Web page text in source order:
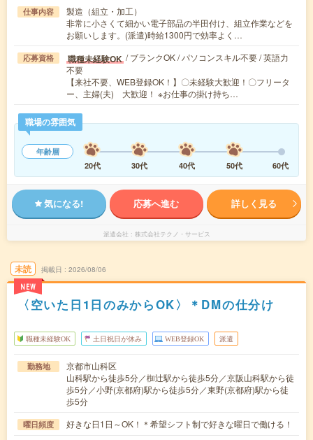
仕事内容
製造（組立・加工）
非常に小さくて細かい電子部品の半田付け、組立作業などを
お願いします。(派遣)時給1300円で効率よく…
応募資格 職種未経験OK / ブランクOK / パソコンスキル不要 / 英語力
不要
【来社不要、WEB登録OK！】〇未経験大歓迎！〇フリータ
ー、主婦(夫) 大歓迎！ ※お仕事の掛け持ち…
職場の雰囲気
年齢層
20代
30代 40代 50代 60代
気になる! 応募へ進む 詳しく見る
派遣会社 株式会社テクノ・サービス
未読
NEW
掲載日 2026/08/06
〈空いた日1日のみからOK〉＊DMの仕分け
職種未経験OK 土日祝日が休み WEB登録OK 派遣
勤務地
京都市山科区
山科駅から徒歩5分／椥辻駅から徒歩5分／京阪山科駅から徒
歩5分／小野(京都府)駅から徒歩5分／東野(京都府)駅から徒
歩5分
曜日頻度 好きな日1日～OK！＊希望シフト制で好きな曜日で働ける！